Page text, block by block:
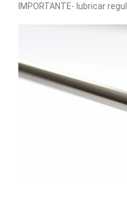
IMPORTANTE- lubricar